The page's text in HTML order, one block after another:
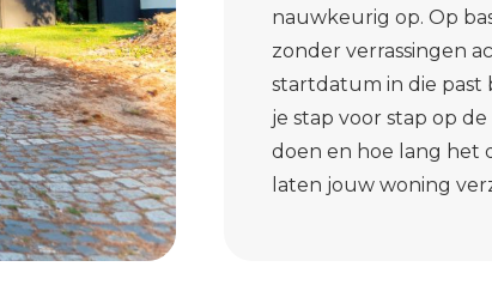
nauwkeurig op. Op
zonder verrassingen
startdatum in die past
je stap voor stap op
doen en hoe lang het
laten jouw woning